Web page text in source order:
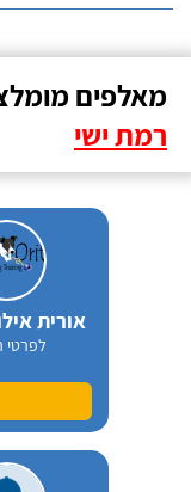
מאלפים
רמת ישי
אורית
לפרטי